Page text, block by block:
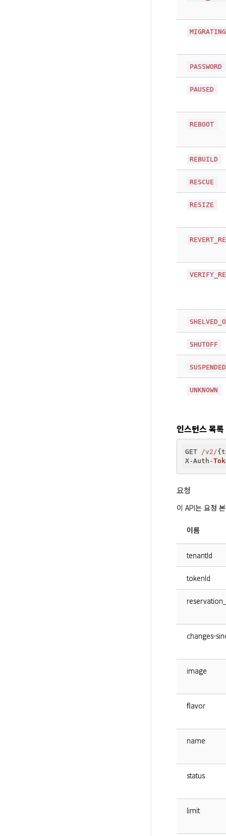
MIGRATING
PASSWORD
PAUSED
REBOOT
REBUILD
RESCUE
RESIZE
SHUTOFF
SUSPENDED
UNKNOWN
인스턴스 목
GET /v2/
X-Auth-
요청
이 API는 요청
이름
tenantId
tokenId
changes-
image
flavor
name
status
limit